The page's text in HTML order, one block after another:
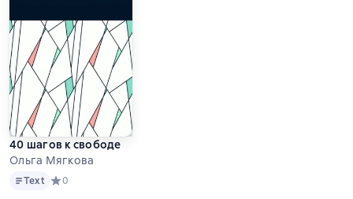
40 шагов к свободе
Ольга Мягкова
TextText Средний рейтинг 0 на основе 0 оценок
0